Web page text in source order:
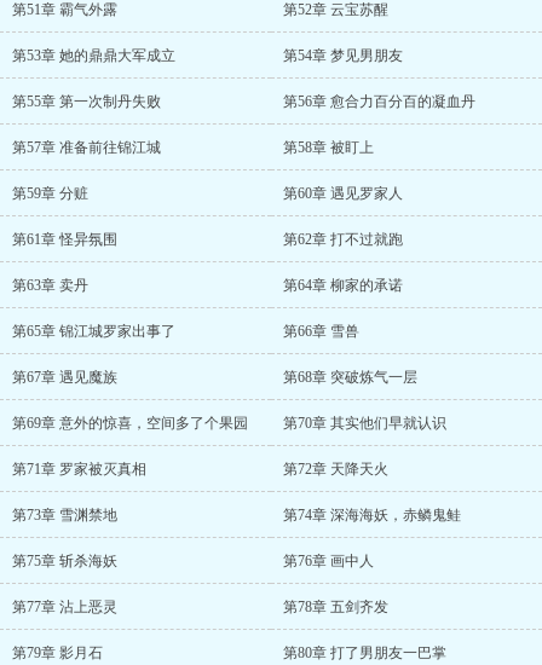
第51章 霸气外露 第52章 云宝苏醒
第53章 她的鼎鼎大军成立 第54章 梦见男朋友
第55章 第一次制丹失败 第56章 愈合力百分百的凝血丹
第57章 准备前往锦江城 第58章 被盯上
第59章 分赃 第60章 遇见罗家人
第61章 怪异氛围 第62章 打不过就跑
第63章 卖丹 第64章 柳家的承诺
第65章 锦江城罗家出事了 第66章 雪兽
第67章 遇见魔族 第68章 突破炼气一层
第69章 意外的惊喜，空间多了个果园 第70章 其实他们早就认识
第71章 罗家被灭真相 第72章 天降天火
第73章 雪渊禁地 第74章 深海海妖，赤鳞鬼鲑
第75章 斩杀海妖 第76章 画中人
第77章 沾上恶灵 第78章 五剑齐发
第79章 影月石 第80章 打了男朋友一巴掌